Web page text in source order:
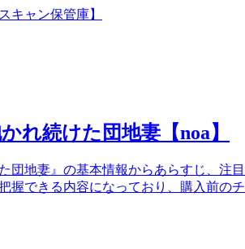
キャン保管庫】
れ続けた団地妻【noa】
団地妻』の基本情報からあらすじ、注
握できる内容になっており、購入前の